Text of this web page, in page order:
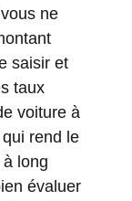
ne
saisir et
taux
voiture à
rend le
long
évaluer